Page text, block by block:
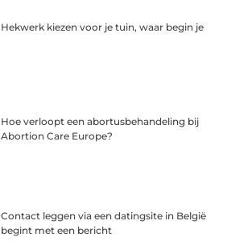
Hekwerk kiezen voor je tuin, waar begin je
Hoe verloopt een abortusbehandeling bij
Abortion Care Europe?
Contact leggen via een datingsite in België
begint met een bericht